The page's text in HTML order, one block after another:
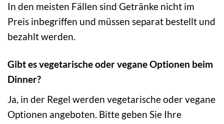
In den meisten Fällen sind Getränke nicht im
Preis inbegriffen und müssen separat bestellt und
bezahlt werden.
Gibt es vegetarische oder vegane Optionen beim
Dinner?
Ja, in der Regel werden vegetarische oder vegane
Optionen angeboten. Bitte geben Sie Ihre